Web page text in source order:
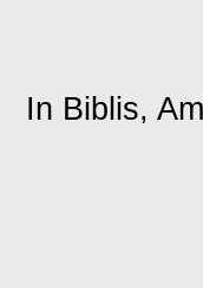
In Biblis,